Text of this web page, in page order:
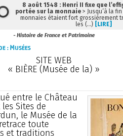
- Histoire de France et Patrimoine
: Musées
SITE WEB
« BIÈRE (Musée de la) »
entre le Château
Sites de
le Musée de la
toute
et traditions
8 août 1548 : Henri II fixe que
portée sur la monnaie > Jusqu’à la
monnaies étaient fort grossièrement
les (…) [LIRE]